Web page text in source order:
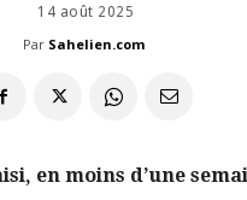
14 août 2025
Par Sahelien.com
en moins d’une